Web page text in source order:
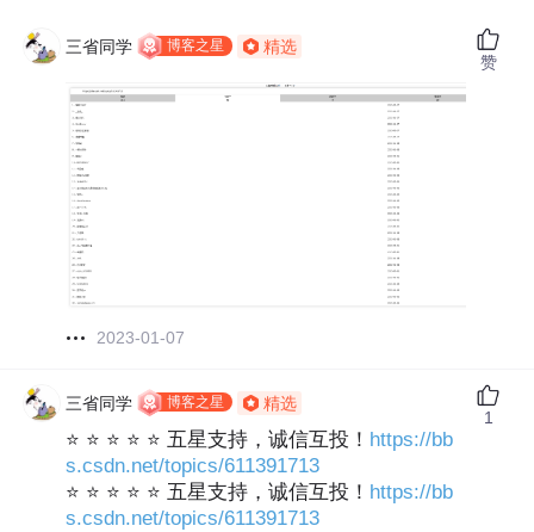
三省同学 博客之星 精选
2023-01-07
赞
三省同学 博客之星 精选
⭐ ⭐ ⭐ ⭐ ⭐ 五星支持，诚信互投！ https://bb
s.csdn.net/topics/611391713
⭐ ⭐ ⭐ ⭐ ⭐ 五星支持，诚信互投！ https://bb
s.csdn.net/topics/611391713
1